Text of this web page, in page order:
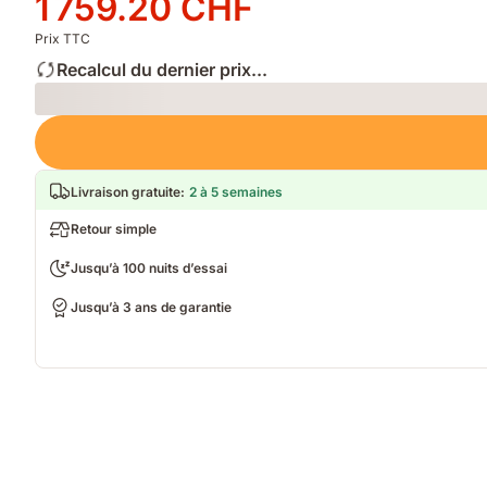
2 199.00 CHF
1 759.20 CHF
Prix TTC
Recalcul du dernier prix...
Loading
Livraison gratuite: 2 à 5 semaines
Retour simple
Jusqu’à 100 nuits d’essai
Jusqu’à 3 ans de garantie